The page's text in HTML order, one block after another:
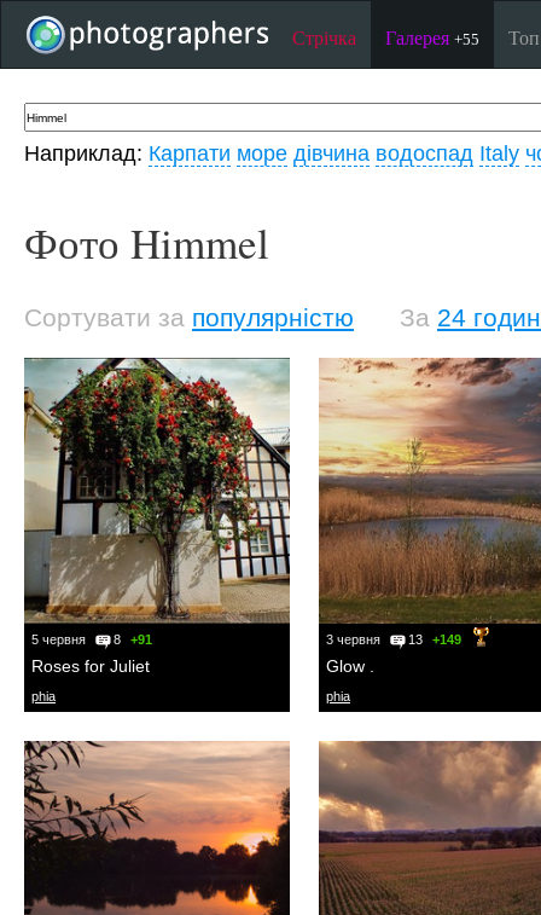
Стрічка Галерея +55
Наприклад: Карпати море дівчина водоспад Italy
Фото Himmel
Сортувати за популярністю За 24
5 червня 8 +91
Roses for Juliet
phia
3 червня 13 +149
Glow .
phia